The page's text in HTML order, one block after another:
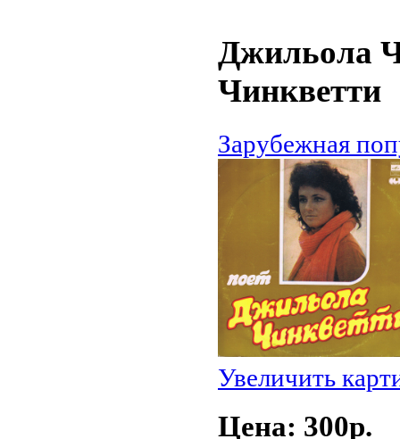
Джильола
Чинкветти
Зарубежная
Увеличить
Цена: 300p.